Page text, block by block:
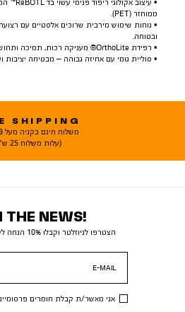
ממוחזר (PET).
• נוחות שימוש מירבית שרוכים אלסטיים עם
ובטוחה.
• רפידת OrthoLite® מעניקה רכות, תמיכה ותחושת נוחות לאורך כל היום.
• סוליית גומי עם אחיזה גבוהה – מבטיחה יציבות
SHIPPING
משלוח חינם בקניה מעל 249 ש"ח
(עלות משלוח 25 ש"ח)
THE NEWS!
הצטרפו לניוזלטר וקבלו 10% הנחה לקנייה ראשונה באתר
E-MAIL
אני מאשר/ת קבלת חומרים